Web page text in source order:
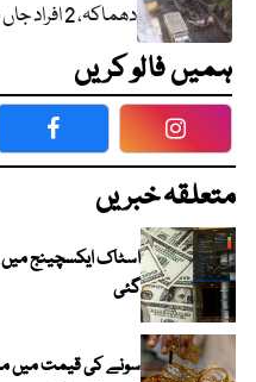
دھماکہ، 2 افراد جاں بحق، متعدد زخمی
ہمیں فالو کریں
Facebook
متعلقہ خبریں
اسٹاک ایکسچینج میں
گئی
سونے کی قیمت میں